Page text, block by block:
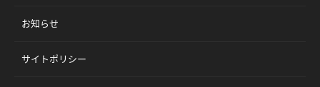
お知らせ
サイトポリシー